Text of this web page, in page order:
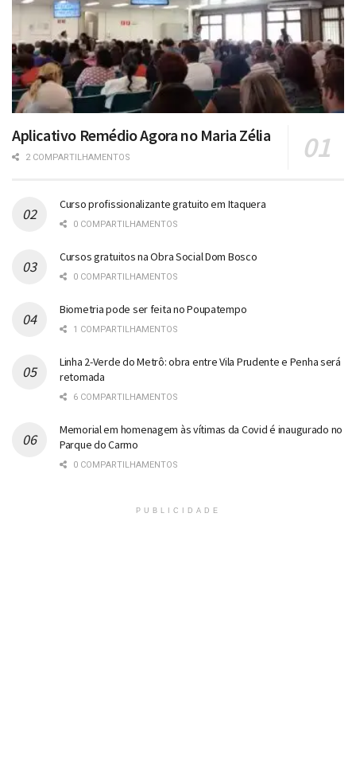
Aplicativo Remédio Agora no Maria Zélia
2 COMPARTILHAMENTOS
Curso profissionalizante gratuito em Itaquera
0 COMPARTILHAMENTOS
Cursos gratuitos na Obra Social Dom Bosco
0 COMPARTILHAMENTOS
Biometria pode ser feita no Poupatempo
1 COMPARTILHAMENTOS
Linha 2-Verde do Metrô: obra entre Vila Prudente e Penha será
retomada
6 COMPARTILHAMENTOS
Memorial em homenagem às vítimas da Covid é inaugurado no
Parque do Carmo
0 COMPARTILHAMENTOS
PUBLICIDADE